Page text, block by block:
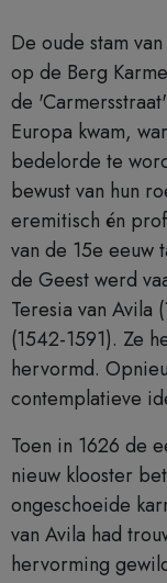
De oude stam
op de Berg
de
Europa kwam,
bedelorde te
bewust van hun
eremitisch én
van de 15e eeuw
de Geest werd
Teresia van Avila
(1542-1591). Ze
hervormd.
contemplatieve
Toen in 1626 de
nieuw klooster
ongeschoeide
van Avila had
hervorming